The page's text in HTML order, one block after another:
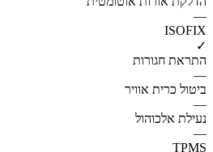
—
ISOFIX
✓
התראת חגורות
—
ביטול כרית אוויר
—
נעילת אלכוהול
—
TPMS